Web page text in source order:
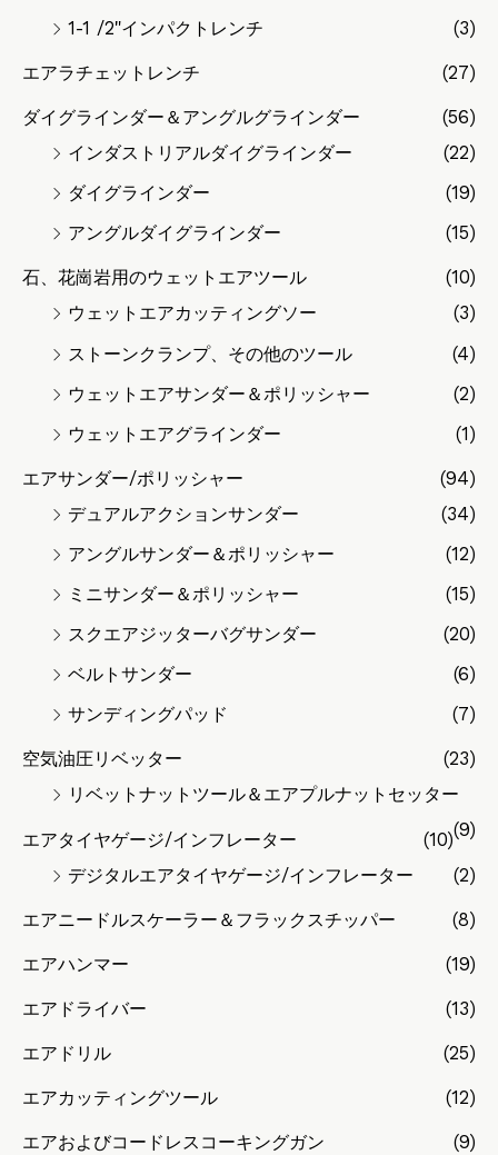
1-1 /2"インパクトレンチ
(3)
エアラチェットレンチ (27)
ダイグラインダー＆アングルグラインダー
(56)
インダストリアルダイグラインダー
(22)
ダイグラインダー
(19)
アングルダイグラインダー
(15)
石、花崗岩用のウェットエアツール
(10)
ウェットエアカッティングソー
(3)
ストーンクランプ、その他のツール
(4)
ウェットエアサンダー＆ポリッシャー
(2)
ウェットエアグラインダー
(1)
エアサンダー/ポリッシャー
(94)
デュアルアクションサンダー
(34)
アングルサンダー＆ポリッシャー
(12)
ミニサンダー＆ポリッシャー
(15)
スクエアジッターバグサンダー
(20)
ベルトサンダー
(6)
サンディングパッド
(7)
空気油圧リベッター
(23)
リベットナットツール＆エアプルナットセッター
(9)
エアタイヤゲージ/インフレーター
(10)
デジタルエアタイヤゲージ/インフレーター
(2)
エアニードルスケーラー＆フラックスチッパー (8)
エアハンマー (19)
エアドライバー (13)
エアドリル (25)
エアカッティングツール (12)
エアおよびコードレスコーキングガン (9)